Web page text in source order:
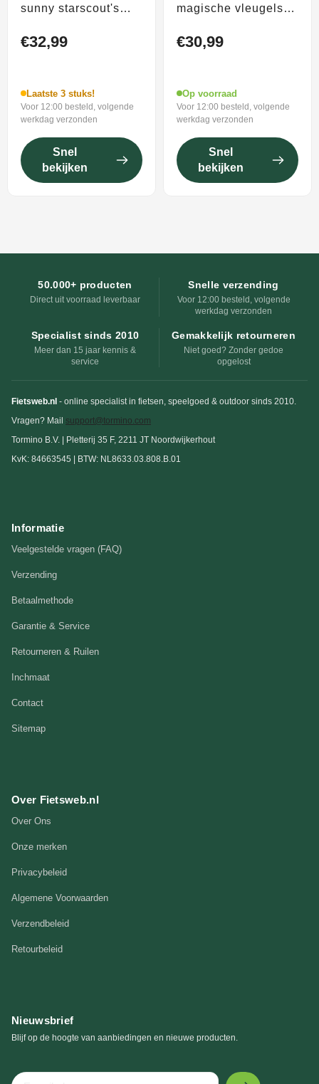
sunny starscout's
€32,99
Laatste 3 stuks!
Voor 12:00 besteld, volgende
werkdag verzonden
Snel
bekijken
magische vleugels
speelfiguur
€30,99
Op voorraad
Voor 12:00 besteld, volgende
werkdag verzonden
Snel
bekijken
50.000+ producten
Direct uit voorraad leverbaar
Snelle verzending
Voor 12:00 besteld, volgende
werkdag verzonden
Specialist sinds 2010
Meer dan 15 jaar kennis &
service
Gemakkelijk retourneren
Niet goed? Zonder gedoe
opgelost
Fietsweb.nl - online specialist in fietsen, speelgoed & outdoor sinds 2010.
Vragen? Mail support@tormino.com
Tormino B.V. | Pletterij 35 F, 2211 JT Noordwijkerhout
KvK: 84663545 | BTW: NL8633.03.808.B.01
Informatie
Veelgestelde vragen (FAQ)
Verzending
Betaalmethode
Garantie & Service
Retourneren & Ruilen
Inchmaat
Contact
Sitemap
Over Fietsweb.nl
Over Ons
Onze merken
Privacybeleid
Algemene Voorwaarden
Verzendbeleid
Retourbeleid
Nieuwsbrief
Blijf op de hoogte van aanbiedingen en nieuwe producten.